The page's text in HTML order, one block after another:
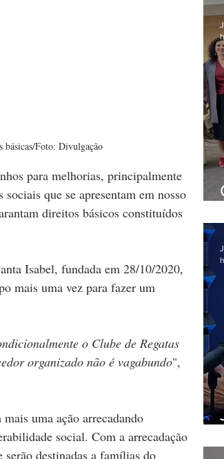
básicas/Foto: Divulgação
para melhorias, principalmente
que se apresentam em nosso
direitos básicos constituídos
Isabel, fundada em 28/10/2020,
mais uma vez para fazer um
o Clube de Regatas
organizado não é vagabundo",
uma ação arrecadando
social. Com a arrecadação
serão destinadas a famílias do